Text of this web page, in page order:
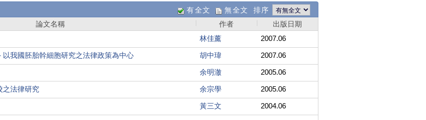
有全文 無全文 排序
論文名稱 作者
出版日期
林佳薰 2007.06
我國胚胎幹細胞研究之法律政策為中心 胡中瑋 2007.06
余明澈 2005.06
之法律研究 余宗學 2005.06
黃三文 2004.06